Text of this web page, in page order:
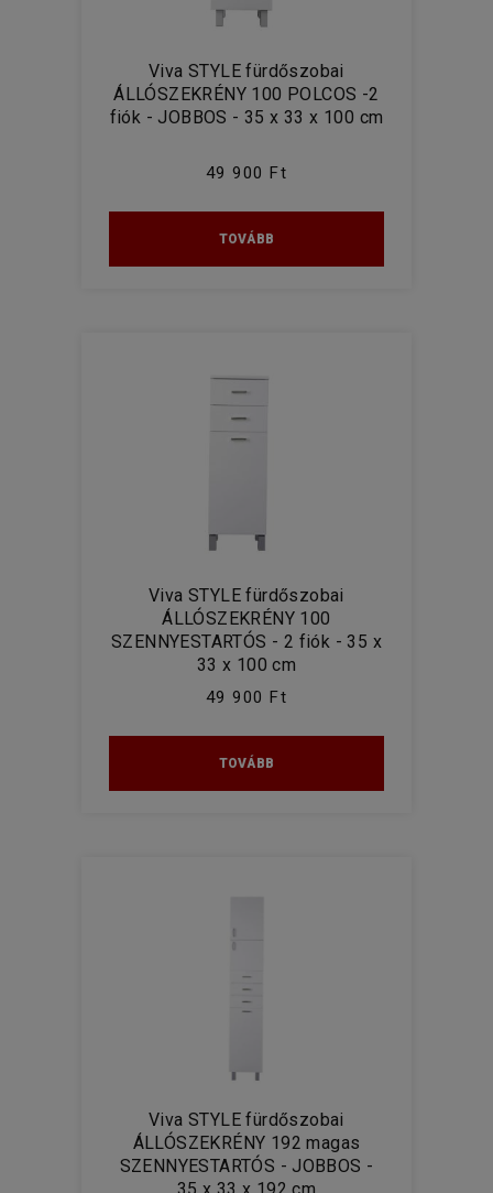
Viva STYLE fürdőszobai
ÁLLÓSZEKRÉNY 100 POLCOS -2
fiók - JOBBOS - 35 x 33 x 100 cm
49 900 Ft
TOVÁBB
Viva STYLE fürdőszobai
ÁLLÓSZEKRÉNY 100
SZENNYESTARTÓS - 2 fiók - 35 x
33 x 100 cm
49 900 Ft
TOVÁBB
Viva STYLE fürdőszobai
ÁLLÓSZEKRÉNY 192 magas
SZENNYESTARTÓS - JOBBOS -